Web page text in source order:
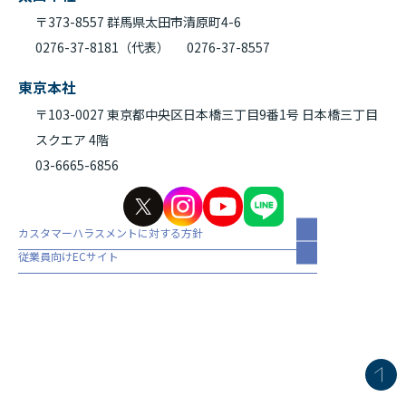
〒373-8557 群馬県太田市清原町4-6
0276-37-8181（代表）
0276-37-8557
東京本社
〒103-0027 東京都中央区日本橋三丁目9番1号 日本橋三丁目
スクエア 4階
03-6665-6856
カスタマーハラスメントに対する方針
従業員向けECサイト